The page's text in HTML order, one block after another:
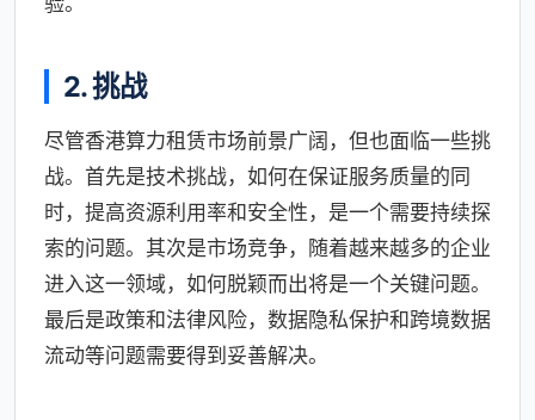
2. 挑战
尽管香港算力租赁市场前景广阔，但也面临一些挑
战。首先是技术挑战，如何在保证服务质量的同
时，提高资源利用率和安全性，是一个需要持续探
索的问题。其次是市场竞争，随着越来越多的企业
进入这一领域，如何脱颖而出将是一个关键问题。
最后是政策和法律风险，数据隐私保护和跨境数据
流动等问题需要得到妥善解决。